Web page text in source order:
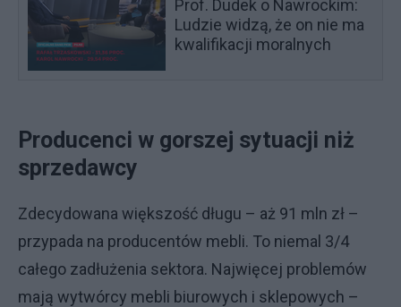
Prof. Dudek o Nawrockim:
Ludzie widzą, że on nie ma
kwalifikacji moralnych
Producenci w gorszej sytuacji niż
sprzedawcy
Zdecydowana większość długu – aż 91 mln zł –
przypada na producentów mebli. To niemal 3/4
całego zadłużenia sektora. Najwięcej problemów
mają wytwórcy mebli biurowych i sklepowych –